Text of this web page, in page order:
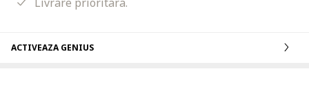
ACTIVEAZA GENIUS